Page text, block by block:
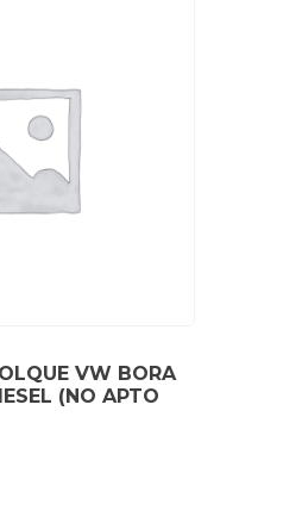
VW BORA
(NO APTO